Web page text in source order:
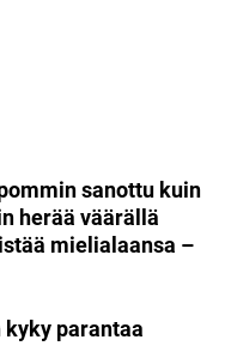
sanottu kuin
herää väärällä
mielialaansa –
kyky parantaa